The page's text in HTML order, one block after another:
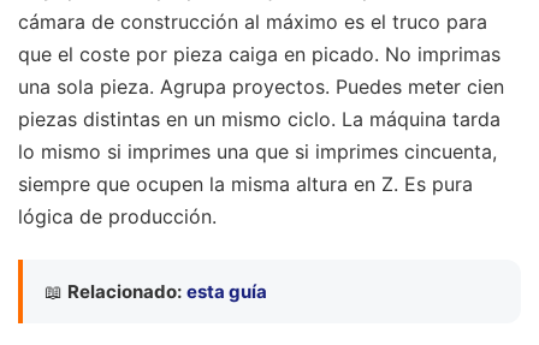
cámara de construcción al máximo es el truco para
que el coste por pieza caiga en picado. No imprimas
una sola pieza. Agrupa proyectos. Puedes meter cien
piezas distintas en un mismo ciclo. La máquina tarda
lo mismo si imprimes una que si imprimes cincuenta,
siempre que ocupen la misma altura en Z. Es pura
lógica de producción.
📖 Relacionado: esta guía